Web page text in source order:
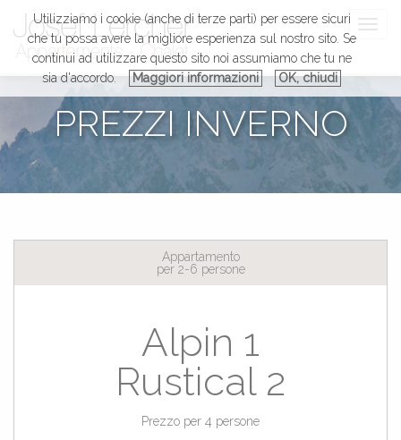
Utilizziamo i cookie (anche di terze parti) per essere sicuri
che tu possa avere la migliore esperienza sul nostro sito. Se
continui ad utilizzare questo sito noi assumiamo che tu ne
sia d'accordo.
Maggiori informazioni OK, chiudi
Toggle
PREZZI INVERNO
Appartamento
per 2-6 persone
Alpin 1
Rustical 2
Prezzo per 4 persone